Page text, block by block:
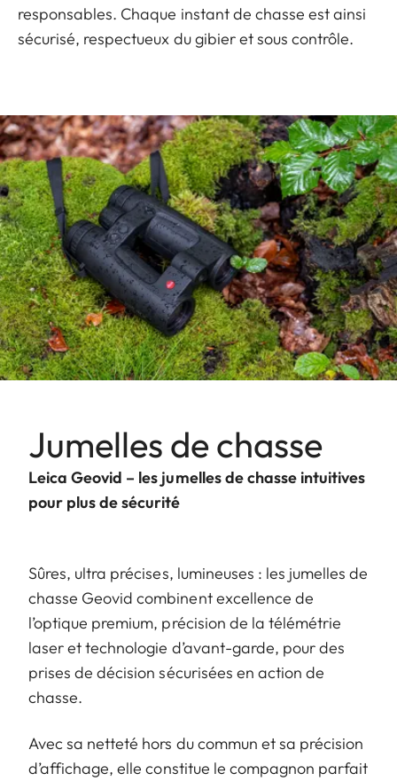
responsables. Chaque instant de chasse est ainsi
sécurisé, respectueux du gibier et sous contrôle.
Jumelles de chasse
Leica Geovid – les jumelles de chasse intuitives
pour plus de sécurité
Sûres, ultra précises, lumineuses : les jumelles de
chasse Geovid combinent excellence de
l’optique premium, précision de la télémétrie
laser et technologie d’avant-garde, pour des
prises de décision sécurisées en action de
chasse.
Avec sa netteté hors du commun et sa précision
d’affichage, elle constitue le compagnon parfait